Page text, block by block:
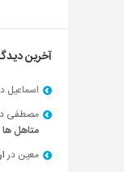
آخرین
اسماعیل
مصطفی
متاهل ها
معین در